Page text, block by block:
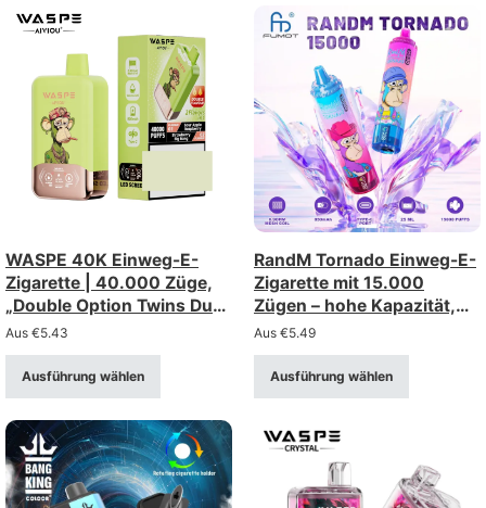
WASPE 40K Einweg-E-
Zigarette | 40.000 Züge,
„Double Option Twins Dual
Mesh“
Aus €5.43
Ausführung wählen
RandM Tornado Einweg-E-
Zigarette mit 15.000
Zügen – hohe Kapazität,
gute Wahl,
Großhandelsrabatt
Aus €5.49
Ausführung wählen